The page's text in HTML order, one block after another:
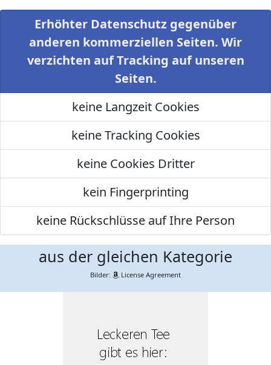
Erhöhter Datenschutz gegenüber
anderen kommerziellen Seiten. Wir
verzichten auf Tracking auf unseren
Seiten.
keine Langzeit Cookies
keine Tracking Cookies
keine Cookies Dritter
kein Fingerprinting
keine Rückschlüsse auf Ihre Person
aus der gleichen Kategorie
Bilder: License Agreement